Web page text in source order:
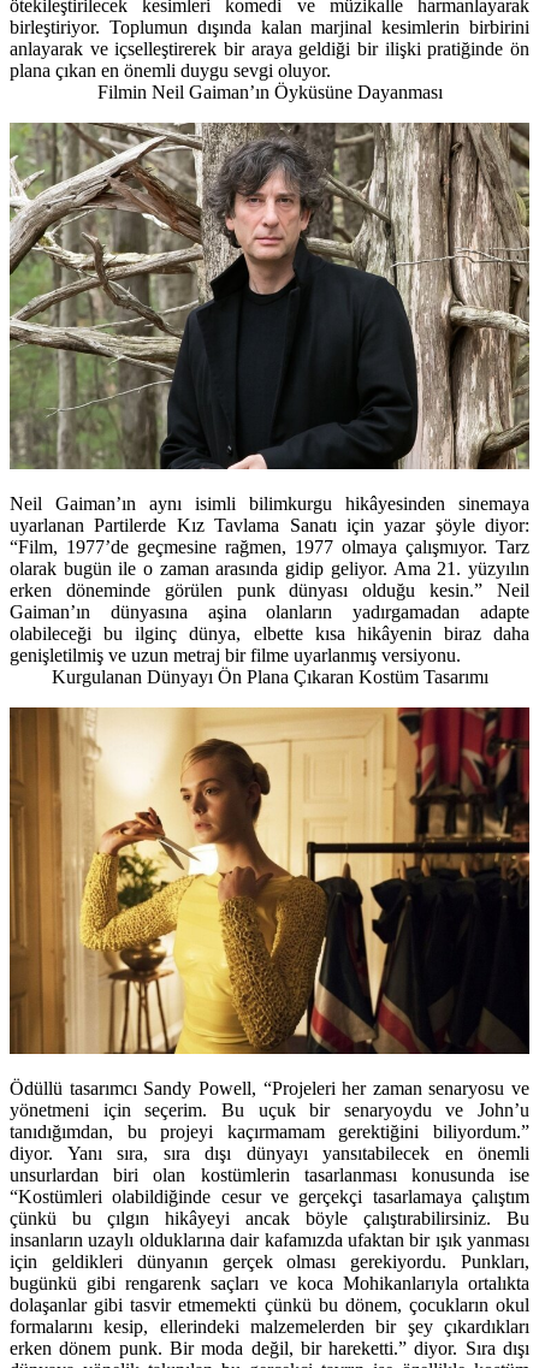
ötekileştirilecek kesimleri komedi ve müzikalle harmanlayarak
birleştiriyor. Toplumun dışında kalan marjinal kesimlerin birbirini
anlayarak ve içselleştirerek bir araya geldiği bir ilişki pratiğinde ön
plana çıkan en önemli duygu sevgi oluyor.
Filmin Neil Gaiman’ın Öyküsüne Dayanması
Neil Gaiman’ın aynı isimli bilimkurgu hikâyesinden sinemaya
uyarlanan Partilerde Kız Tavlama Sanatı için yazar şöyle diyor:
“Film, 1977’de geçmesine rağmen, 1977 olmaya çalışmıyor. Tarz
olarak bugün ile o zaman arasında gidip geliyor. Ama 21. yüzyılın
erken döneminde görülen punk dünyası olduğu kesin.” Neil
Gaiman’ın dünyasına aşina olanların yadırgamadan adapte
olabileceği bu ilginç dünya, elbette kısa hikâyenin biraz daha
genişletilmiş ve uzun metraj bir filme uyarlanmış versiyonu.
Kurgulanan Dünyayı Ön Plana Çıkaran Kostüm Tasarımı
Ödüllü tasarımcı Sandy Powell, “Projeleri her zaman senaryosu ve
yönetmeni için seçerim. Bu uçuk bir senaryoydu ve John’u
tanıdığımdan, bu projeyi kaçırmamam gerektiğini biliyordum.”
diyor. Yanı sıra, sıra dışı dünyayı yansıtabilecek en önemli
unsurlardan biri olan kostümlerin tasarlanması konusunda ise
“Kostümleri olabildiğinde cesur ve gerçekçi tasarlamaya çalıştım
çünkü bu çılgın hikâyeyi ancak böyle çalıştırabilirsiniz. Bu
insanların uzaylı olduklarına dair kafamızda ufaktan bir ışık yanması
için geldikleri dünyanın gerçek olması gerekiyordu. Punkları,
bugünkü gibi rengarenk saçları ve koca Mohikanlarıyla ortalıkta
dolaşanlar gibi tasvir etmemekti çünkü bu dönem, çocukların okul
formalarını kesip, ellerindeki malzemelerden bir şey çıkardıkları
erken dönem punk. Bir moda değil, bir hareketti.” diyor. Sıra dışı